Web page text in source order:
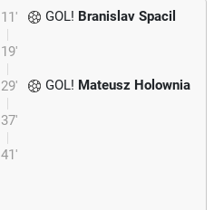
11' GOL! Branislav Spacil
19'
29' GOL! Mateusz Holownia
37'
41'